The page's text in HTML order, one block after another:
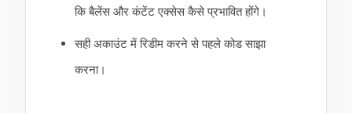
कि बैलेंस और कंटेंट एक्सेस कैसे प्रभावित होंगे।
सही अकाउंट में रिडीम करने से पहले कोड साझा
करना।